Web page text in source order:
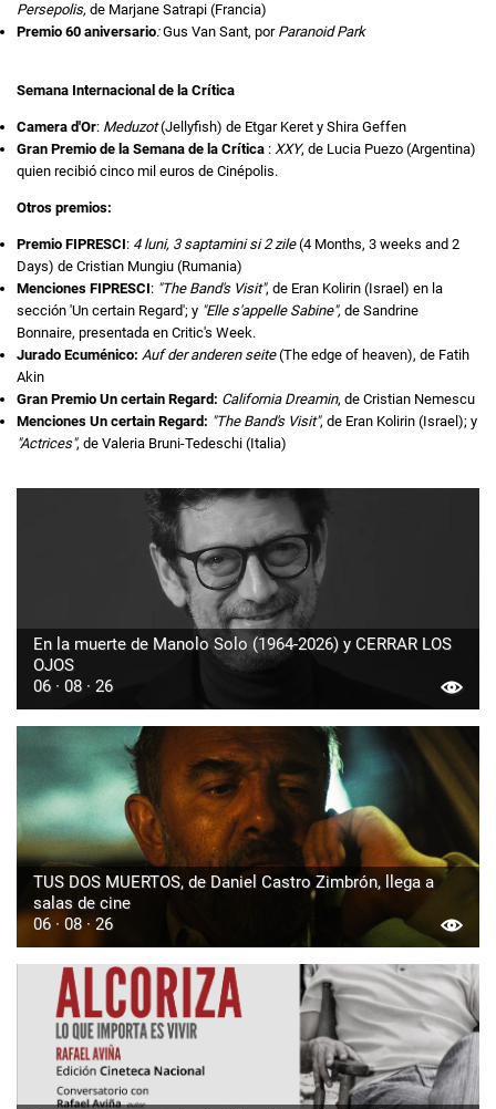
Persepolis, de Marjane Satrapi (Francia)
Premio 60 aniversario:Gus Van Sant, por Paranoid Park
Semana Internacional de la Crítica
Camera d'Or: Meduzot(Jellyfish) de Etgar Keret y Shira Geffen
Gran Premio de la Semana de la Crítica : XXY, de Lucia Puezo (Argentina)
quien recibió cinco mil euros de Cinépolis.
Otros premios:
Premio FIPRESCI: 4 luni, 3 saptamini si 2 zile(4 Months, 3 weeks and 2
Days) de Cristian Mungiu (Rumania)
Menciones FIPRESCI: "The Band's Visit", de Eran Kolirin (Israel) en la
sección 'Un certain Regard'; y "Elle s'appelle Sabine", de Sandrine
Bonnaire, presentada en Critic's Week.
Jurado Ecuménico: Auf der anderen seite(The edge of heaven), de Fatih
Akin
Gran Premio Un certain Regard: California Dreamin, de Cristian Nemescu
Menciones Un certain Regard: "The Band's Visit", de Eran Kolirin (Israel); y
"Actrices", de Valeria Bruni-Tedeschi (Italia)
En la muerte de Manolo Solo (1964-2026) y CERRAR LOS
OJOS
06 · 08 · 26
TUS DOS MUERTOS, de Daniel Castro Zimbrón, llega a
salas de cine
06 · 08 · 26